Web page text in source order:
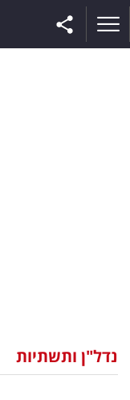
וצרכנות
נדל"ן ותשתיות